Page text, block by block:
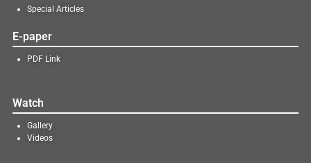
Special Articles
E-paper
PDF Link
Watch
Gallery
Videos